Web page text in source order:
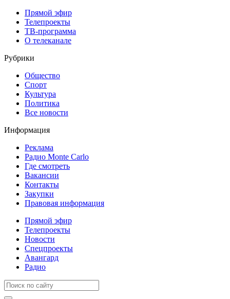
Прямой эфир
Телепроекты
ТВ-программа
О телеканале
Рубрики
Общество
Спорт
Культура
Политика
Все новости
Информация
Реклама
Радио Monte Carlo
Где смотреть
Вакансии
Контакты
Закупки
Правовая информация
Прямой эфир
Телепроекты
Новости
Спецпроекты
Авангард
Радио